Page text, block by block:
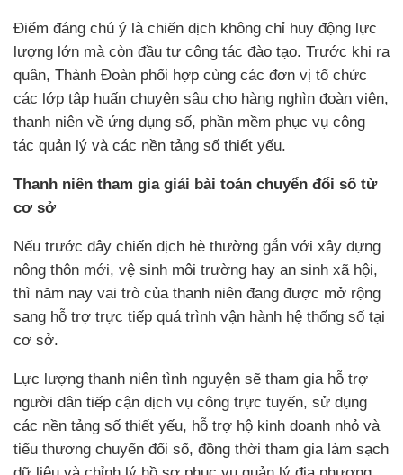
Điểm đáng chú ý là chiến dịch không chỉ huy động lực
lượng lớn mà còn đầu tư công tác đào tạo. Trước khi ra
quân, Thành Đoàn phối hợp cùng các đơn vị tổ chức
các lớp tập huấn chuyên sâu cho hàng nghìn đoàn viên,
thanh niên về ứng dụng số, phần mềm phục vụ công
tác quản lý và các nền tảng số thiết yếu.
Thanh niên tham gia giải bài toán chuyển đổi số từ
cơ sở
Nếu trước đây chiến dịch hè thường gắn với xây dựng
nông thôn mới, vệ sinh môi trường hay an sinh xã hội,
thì năm nay vai trò của thanh niên đang được mở rộng
sang hỗ trợ trực tiếp quá trình vận hành hệ thống số tại
cơ sở.
Lực lượng thanh niên tình nguyện sẽ tham gia hỗ trợ
người dân tiếp cận dịch vụ công trực tuyến, sử dụng
các nền tảng số thiết yếu, hỗ trợ hộ kinh doanh nhỏ và
tiểu thương chuyển đổi số, đồng thời tham gia làm sạch